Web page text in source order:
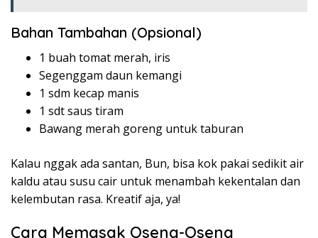
Bahan Tambahan (Opsional)
1 buah tomat merah, iris
Segenggam daun kemangi
1 sdm kecap manis
1 sdt saus tiram
Bawang merah goreng untuk taburan
Kalau nggak ada santan, Bun, bisa kok pakai sedikit air
kaldu atau susu cair untuk menambah kekentalan dan
kelembutan rasa. Kreatif aja, ya!
Cara Memasak Oseng-Oseng